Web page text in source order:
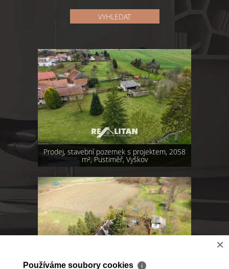
VYHLEDAT
Prodej, stavební pozemek s projektem, 2058
m², Pustiměř, Vyškov
×
Používáme soubory cookies ℹ